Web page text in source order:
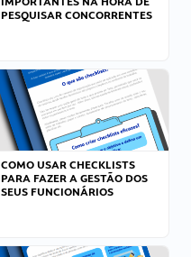
PESQUISAR CONCORRENTES
COMO USAR CHECKLISTS
PARA FAZER A GESTÃO DOS
SEUS FUNCIONÁRIOS